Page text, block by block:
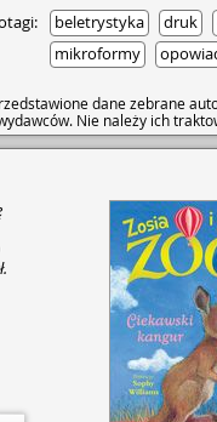
beletrystyka druk
mikroformy
dane zebrane
Nie należy ich